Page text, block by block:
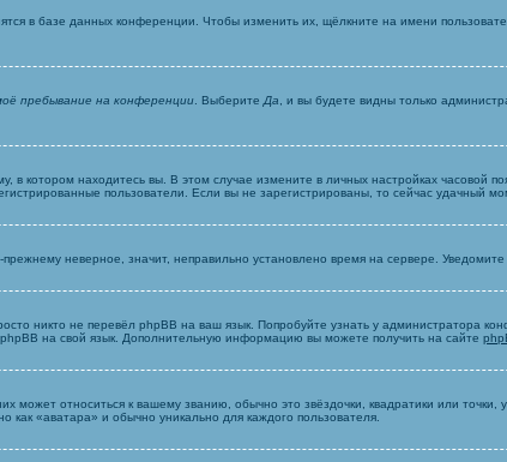
в базе данных конференции. Чтобы изменить их, щёлкните на имени
пребывание на конференции . Выберите Да , и вы будете видны только
в котором находитесь вы. В этом случае измените в личных настройках часовой
пользователи. Если вы не зарегистрированы, то сейчас удачный
неверное, значит, неправильно установлено время на сервере.
никто не перевёл phpBB на ваш язык. Попробуйте узнать у администратора
на свой язык. Дополнительную информацию вы можете получить на сайте
может относиться к вашему званию, обычно это звёздочки, квадратики или
«аватара» и обычно уникально для каждого пользователя.